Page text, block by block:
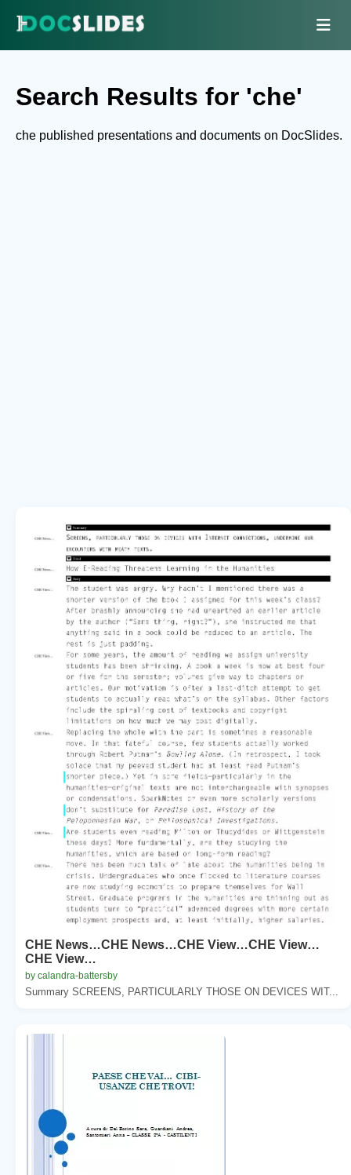
Search Results for 'che'
che published presentations and documents on DocSlides.
CHE News…CHE News…CHE View…CHE View…
CHE View…
by calandra-battersby
Summary SCREENS, PARTICULARLY THOSE ON DEVICES WIT...